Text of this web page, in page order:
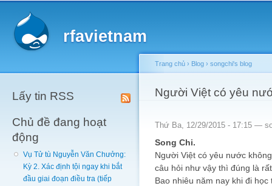
rfavietnam
Lấy tin RSS
Chủ đề đang hoạt
động
Vụ Tử tù Nguyễn Văn Chưởng:
Kỳ 2. Xác định tội ngay khi bắt
đầu giai đoạn điều tra (tiếp
You are here
Trang chủ › Blog › songchi's blog
Người Việt có yêu
Thứ Ba, 12/29/2015 - 17:15 —
Song Chi.
Người Việt có yêu nước
câu hỏi như vậy thì đúng là
Bao nhiêu năm nay khi đi